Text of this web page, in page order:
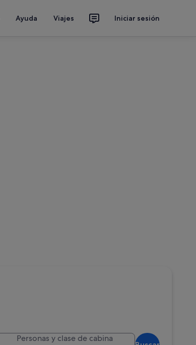
Ayuda Viajes Iniciar sesión
Personas y clase de cabina